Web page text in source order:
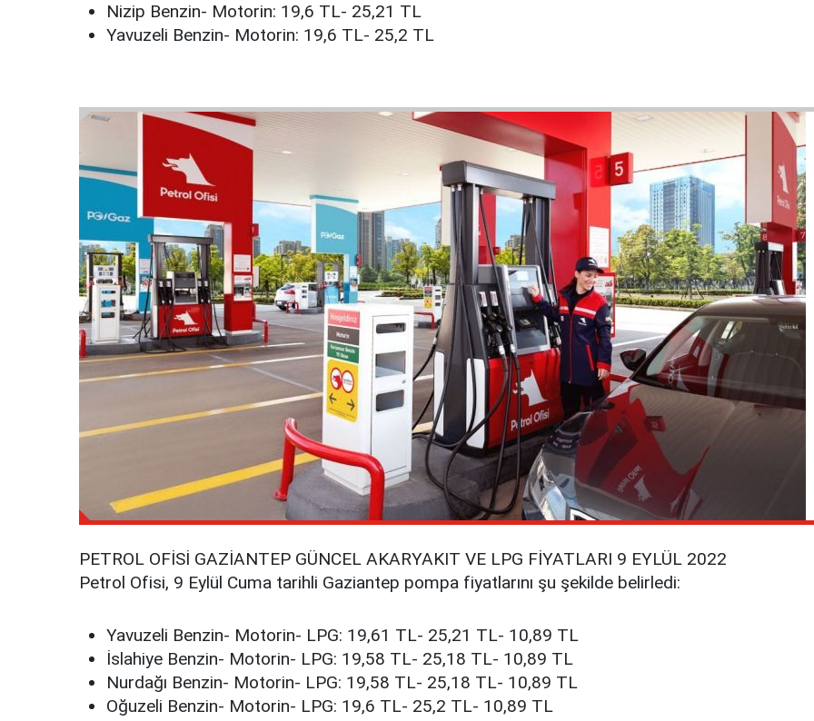
Nizip Benzin- Motorin: 19,6 TL- 25,21 TL
Yavuzeli Benzin- Motorin: 19,6 TL- 25,2 TL
PETROL OFİSİ GAZİANTEP GÜNCEL AKARYAKIT VE LPG FİYATLARI 9 EYLÜL 2022
Petrol Ofisi, 9 Eylül Cuma tarihli Gaziantep pompa fiyatlarını şu şekilde belirledi:
Yavuzeli Benzin- Motorin- LPG: 19,61 TL- 25,21 TL- 10,89 TL
İslahiye Benzin- Motorin- LPG: 19,58 TL- 25,18 TL- 10,89 TL
Nurdağı Benzin- Motorin- LPG: 19,58 TL- 25,18 TL- 10,89 TL
Oğuzeli Benzin- Motorin- LPG: 19,6 TL- 25,2 TL- 10,89 TL